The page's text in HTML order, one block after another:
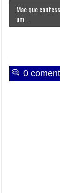
Mãe que
um...
0